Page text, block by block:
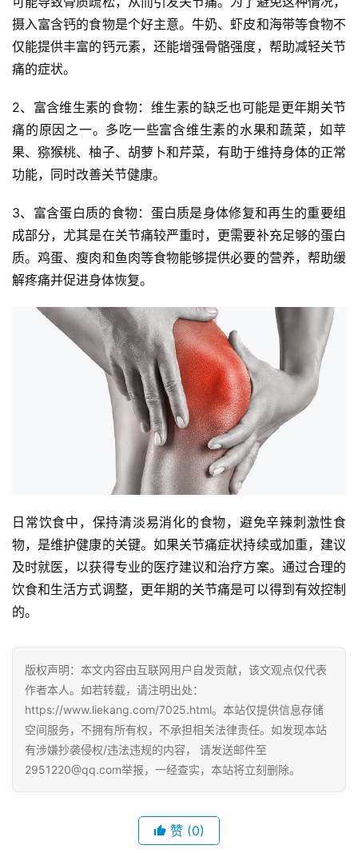
摄入富含钙的食物是个好主意。牛奶、虾皮和海带等食物不
仅能提供丰富的钙元素，还能增强骨骼强度，帮助减轻关节
痛的症状。
2、富含维生素的食物：维生素的缺乏也可能是更年期关节
痛的原因之一。多吃一些富含维生素的水果和蔬菜，如苹
果、猕猴桃、柚子、胡萝卜和芹菜，有助于维持身体的正常
功能，同时改善关节健康。
3、富含蛋白质的食物：蛋白质是身体修复和再生的重要组
成部分，尤其是在关节痛较严重时，更需要补充足够的蛋白
质。鸡蛋、瘦肉和鱼肉等食物能够提供必要的营养，帮助缓
解疼痛并促进身体恢复。
日常饮食中，保持清淡易消化的食物，避免辛辣刺激性食
物，是维护健康的关键。如果关节痛症状持续或加重，建议
及时就医，以获得专业的医疗建议和治疗方案。通过合理的
饮食和生活方式调整，更年期的关节痛是可以得到有效控制
的。
版权声明：本文内容由互联网用户自发贡献，该文观点仅代表
作者本人。如若转载，请注明出处：
https://www.liekang.com/7025.html。本站仅提供信息存储
空间服务，不拥有所有权，不承担相关法律责任。如发现本站
有涉嫌抄袭侵权/违法违规的内容， 请发送邮件至
2951220@qq.com举报，一经查实，本站将立刻删除。
赞 (0)